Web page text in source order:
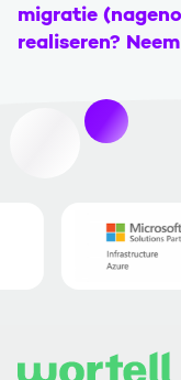
migratie
realiseren?